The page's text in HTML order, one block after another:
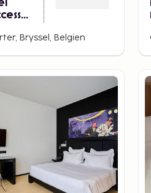
Bryssel, Belgien